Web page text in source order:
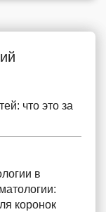
что это за
в
коронок